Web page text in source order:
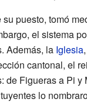
su puesto, tomó
el sistema
Además, la Iglesia
cantonal, el
de Figueras a Pi
lo